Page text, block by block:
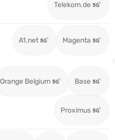
Telekom.de
A1.net Magenta
Orange Belgium Base
Proximus